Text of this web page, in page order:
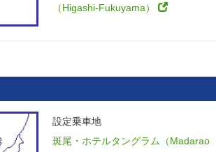
（Higashi-Fukuyama）
設定乗車地
斑尾・ホテルタングラム（Madarao